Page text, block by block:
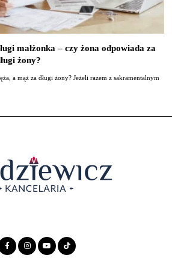
małżonka – czy żona odpowiada za
żony?
a mąż za długi żony? Jeżeli razem z sakramentalnym